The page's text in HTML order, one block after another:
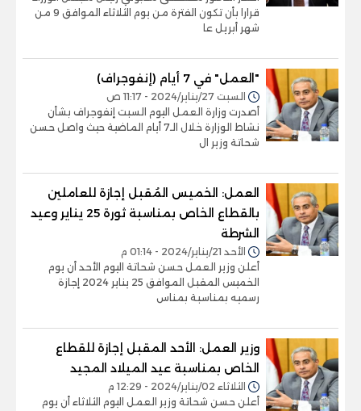
قرارا بأن تكون الفترة من يوم الثلاثاء الموافق 9 من
شهر أبريل عا
"العمل" في 7 أيام (إنفوجراف)
السبت 27/يناير/2024 - 11:17 ص
أصدرت وزارة العمل اليوم السبت إنفوجراف بشأن
نشاط الوزارة خلال الـ7 أيام الماضية حيث واصل حسن
شحاتة وزير ال
العمل: الخميس المُقبل إجازة للعاملين
بالقطاع الخاص بمناسبة ثورة 25 يناير وعيد
الشرطة
الأحد 21/يناير/2024 - 01:14 م
أعلن وزير العمل حسن شحاتة اليوم الأحد أن يوم
الخميس المقبل الموافق 25 يناير 2024 إجازة
رسميه بمناسبة بمناس
وزير العمل: الأحد المقبل إجازة للقطاع
الخاص بمناسبة عيد الميلاد المجيد
الثلاثاء 02/يناير/2024 - 12:29 م
أعلن حسن شحاتة وزير العمل اليوم الثلاثاء أن يوم